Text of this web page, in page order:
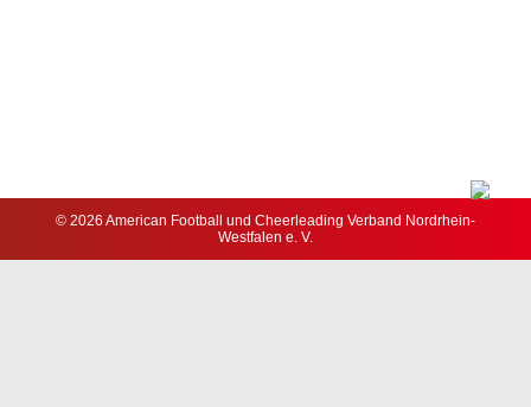
© 2026 American Football und Cheerleading Verband Nordrhein-
Westfalen e. V.